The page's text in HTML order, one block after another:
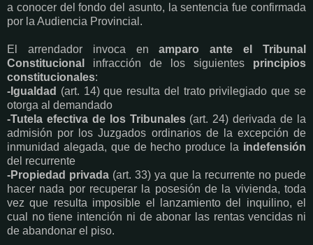
a conocer del fondo del asunto, la sentencia fue confirmada
por la Audiencia Provincial.
El arrendador invoca enamparo ante el Tribunal
Constitucional
infracción de los siguientes principios
constitucionales:
-Igualdad (art. 14) que resulta del trato privilegiado que se
otorga al demandado
-Tutela efectiva de los Tribunales(art. 24) derivada de la
admisión por los Juzgados ordinarios de la excepción de
inmunidad alegada, que de hecho produce la indefensión
del recurrente
-Propiedad privada (art. 33) ya que la recurrente no puede
hacer nada por recuperar la posesión de la vivienda, toda
vez que resulta imposible el lanzamiento del inquilino, el
cual no tiene intención ni de abonar las rentas vencidas ni
de abandonar el piso.